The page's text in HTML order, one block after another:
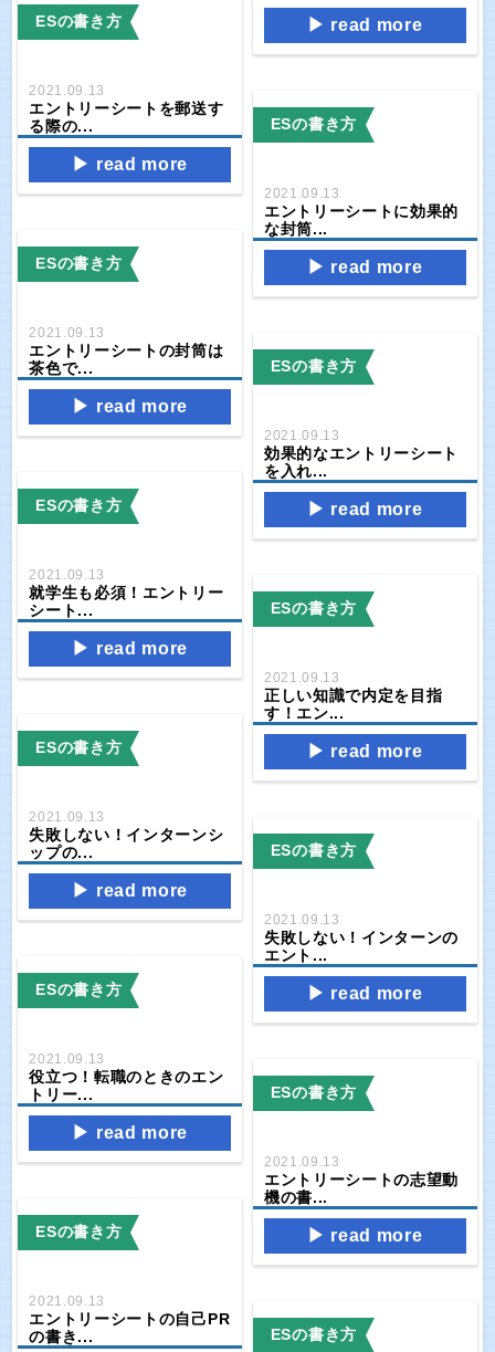
read more
ESの書き方
2021.09.13
エントリーシートを郵送す
る際の...
read more
ESの書き方
2021.09.13
エントリーシートに効果的
な封筒...
read more
ESの書き方
2021.09.13
エントリーシートの封筒は
茶色で...
read more
ESの書き方
2021.09.13
効果的なエントリーシート
を入れ...
read more
ESの書き方
2021.09.13
就学生も必須！エントリー
シート...
read more
ESの書き方
2021.09.13
正しい知識で内定を目指
す！エン...
read more
ESの書き方
2021.09.13
失敗しない！インターンシ
ップの...
read more
ESの書き方
2021.09.13
失敗しない！インターンの
エント...
read more
ESの書き方
2021.09.13
役立つ！転職のときのエン
トリー...
read more
ESの書き方
2021.09.13
エントリーシートの志望動
機の書...
read more
ESの書き方
2021.09.13
エントリーシートの自己PR
の書き...
ESの書き方